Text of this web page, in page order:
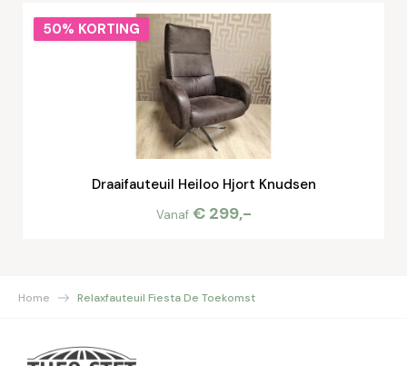
Draaifauteuil Heiloo Hjort Knudsen
Vanaf € 299,-
50% KORTING
Home Relaxfauteuil Fiesta De Toekomst